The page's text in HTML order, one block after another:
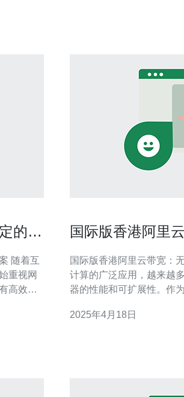
的网
重视网
高效稳
青睐。
国际版香港阿里
国际版香港阿里云带宽：无限
计算的广泛应用，越来越
器的性能和可扩展性。作
国际版香港阿里云带宽作
2025年4月18日